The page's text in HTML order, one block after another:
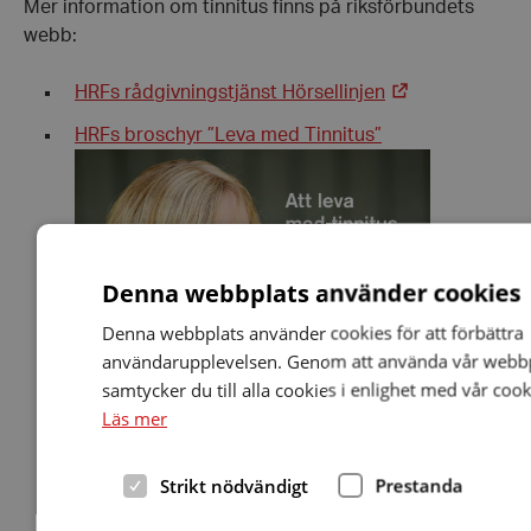
Mer information om tinnitus finns på riksförbundets
webb:
HRFs rådgivningstjänst Hörsellinjen
HRFs broschyr ”Leva med Tinnitus”
Denna webbplats använder cookies
Denna webbplats använder cookies för att förbättra
användarupplevelsen. Genom att använda vår
samtycker du till alla cookies i enlighet med vår
Läs mer
Strikt nödvändigt Prestanda